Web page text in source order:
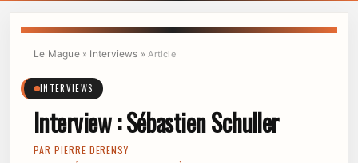
Le Mague» Interviews »Article
INTERVIEWS
Interview : Sébastien Schuller
PAR PIERRE DERENSY